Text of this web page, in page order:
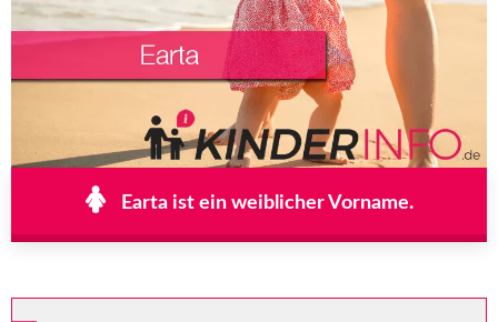
Earta ist ein weiblicher Vorname.